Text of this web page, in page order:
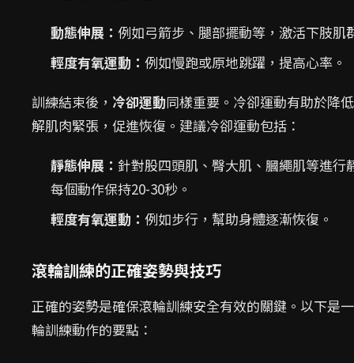
動態伸展： 例如弓箭步、腿部擺動等，激活下肢肌
輕度有氧運動： 例如慢跑或原地跳躍，提高心率。
訓練結束後， 冷卻運動同樣重要。冷卻運動有助於降
解肌肉緊張，促進恢復。建議冷卻運動包括：
靜態伸展： 針對股四頭肌、臀大肌、膕繩肌等進行
每個動作保持20-30秒。
輕度有氧運動： 例如步行，幫助身體逐漸恢復。
滾輪訓練的正確姿勢與技巧
正確的姿勢是確保滾輪訓練安全有效的關鍵。以下是
輪訓練動作的要點：